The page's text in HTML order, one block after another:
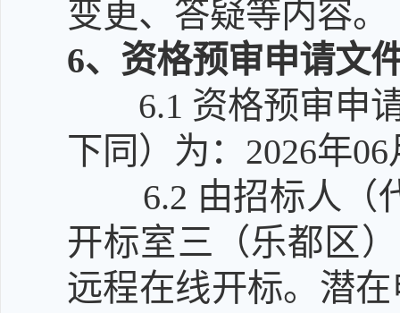
变更、答疑等内容。
6、资格预审申请文
6.1 资格预审申
下同）为：2026年
6.2 由招标人（
开标室三（乐都区
远程在线开标。潜